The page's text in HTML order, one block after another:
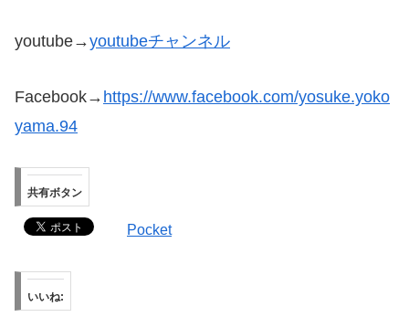
youtube→youtubeチャンネル
Facebook→ https://www.facebook.com/yosuke.yoko
yama.94
共有ボタン
Pocket
いいね: